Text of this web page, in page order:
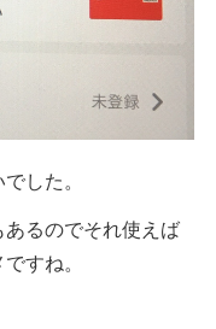
した。
るのでそれ使えば
すね。